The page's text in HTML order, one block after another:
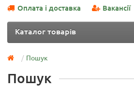
Оплата і доставка
Вакансії
Каталог товарів
Пошук
Пошук